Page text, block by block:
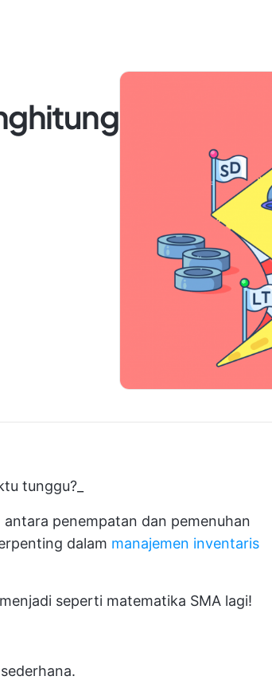
tunggu?_
penempatan dan pemenuhan
dalam manajemen inventaris
seperti matematika SMA lagi!